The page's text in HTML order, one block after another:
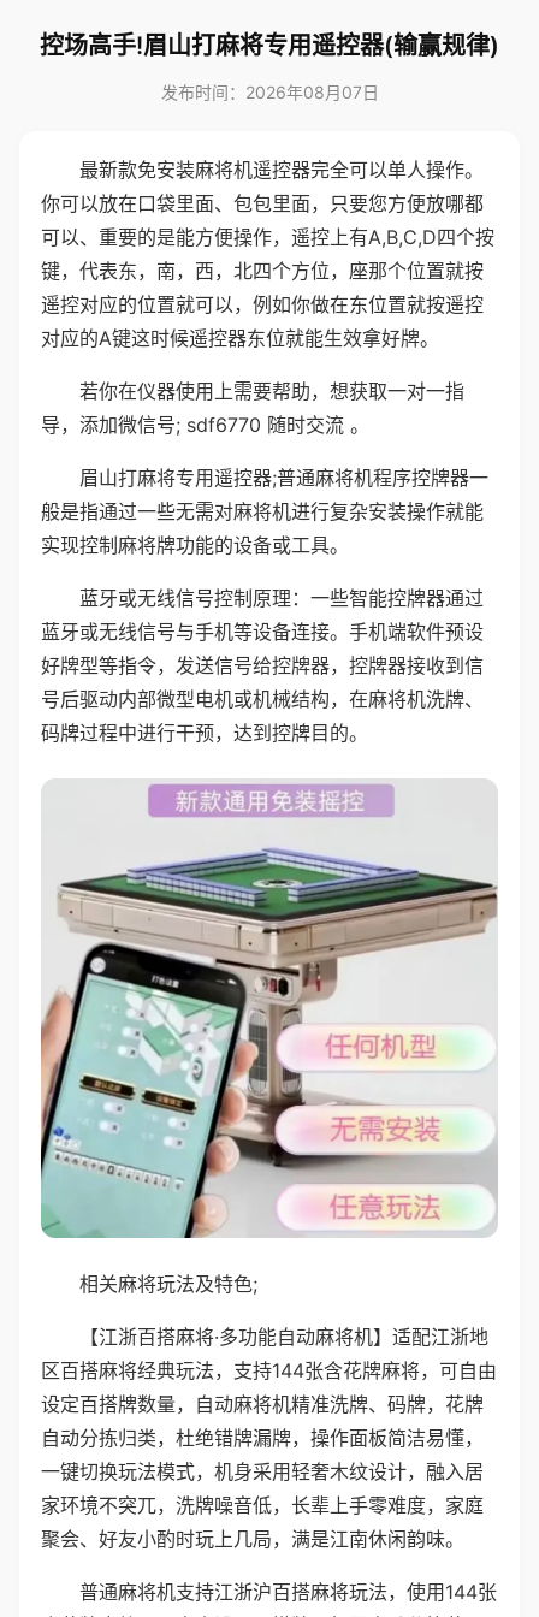
控场高手!眉山打麻将专用遥控器(输赢规律)
发布时间：2026年08月07日
最新款免安装麻将机遥控器完全可以单人操作。
你可以放在口袋里面、包包里面，只要您方便放哪都
可以、重要的是能方便操作，遥控上有A,B,C,D四个按
键，代表东，南，西，北四个方位，座那个位置就按
遥控对应的位置就可以，例如你做在东位置就按遥控
对应的A键这时候遥控器东位就能生效拿好牌。
若你在仪器使用上需要帮助，想获取一对一指
导，添加微信号; sdf6770 随时交流 。
眉山打麻将专用遥控器;普通麻将机程序控牌器一
般是指通过一些无需对麻将机进行复杂安装操作就能
实现控制麻将牌功能的设备或工具。
蓝牙或无线信号控制原理：一些智能控牌器通过
蓝牙或无线信号与手机等设备连接。手机端软件预设
好牌型等指令，发送信号给控牌器，控牌器接收到信
号后驱动内部微型电机或机械结构，在麻将机洗牌、
码牌过程中进行干预，达到控牌目的。
相关麻将玩法及特色;
【江浙百搭麻将·多功能自动麻将机】适配江浙地
区百搭麻将经典玩法，支持144张含花牌麻将，可自由
设定百搭牌数量，自动麻将机精准洗牌、码牌，花牌
自动分拣归类，杜绝错牌漏牌，操作面板简洁易懂，
一键切换玩法模式，机身采用轻奢木纹设计，融入居
家环境不突兀，洗牌噪音低，长辈上手零难度，家庭
聚会、好友小酌时玩上几局，满是江南休闲韵味。
普通麻将机支持江浙沪百搭麻将玩法，使用144张